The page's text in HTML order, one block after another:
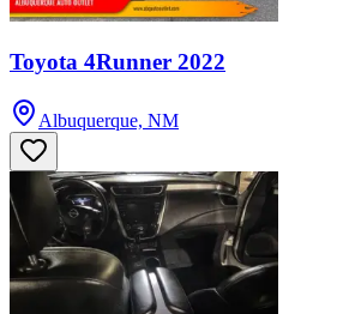
Toyota 4Runner 2022
Albuquerque, NM